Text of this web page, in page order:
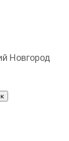
Новгород